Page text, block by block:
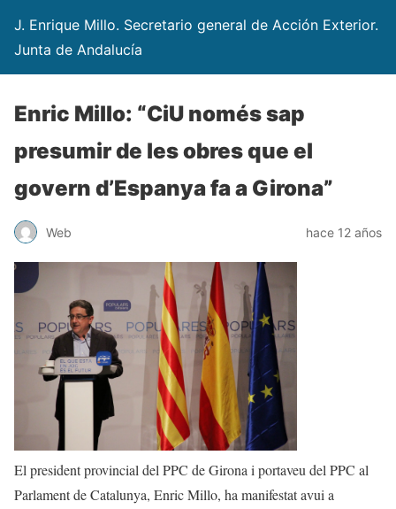
J. Enrique Millo. Secretario general de Acción Exterior.
Junta de Andalucía
Enric Millo: “CiU només sap
presumir de les obres que el
govern d’Espanya fa a Girona”
Web hace 12 años
El president provincial del PPC de Girona i portaveu del PPC al
Parlament de Catalunya, Enric Millo, ha manifestat avui a